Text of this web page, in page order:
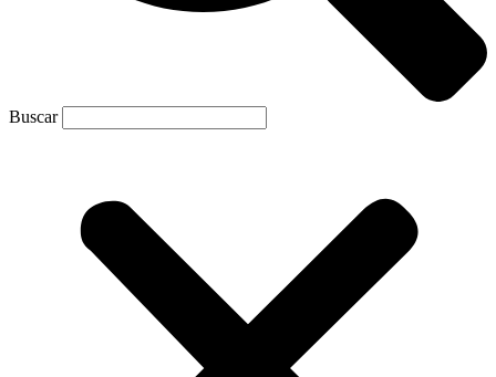
Buscar